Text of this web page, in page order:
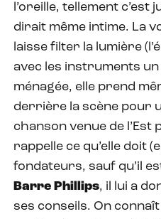
l’oreille, tellement c’est
dirait même intime. La
laisse filter la lumière
avec les instruments
ménagée, elle prend
derrière la scène pour
chanson venue de l’Est
rappelle ce qu’elle doit
fondateurs, sauf qu’il
Barre Phillips, il lui a
ses conseils. On